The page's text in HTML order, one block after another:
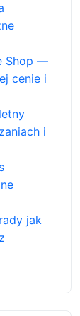
Shop —
cenie i
i
jak